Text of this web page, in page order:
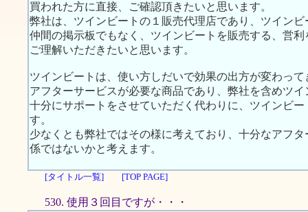
買われた方に直接、ご確認頂きたいと思います。
弊社は、ツインビートの１販売代理店であり、ツイン
仲間の掲示板でもなく、ツインビートを販売する、営
ご理解いただきたいと思います。
ツインビートは、使い方しだいで効果の出方が変わって
アフターサービスが必要な商品であり、弊社を含めツ
十分にサポートをさせていただく代わりに、ツインビ
す。
少なくとも弊社ではその様に考えており、十分なアフ
係ではないかと考えます。
[タイトル一覧] [TOP PAGE]
530. 使用３回目ですが・・・